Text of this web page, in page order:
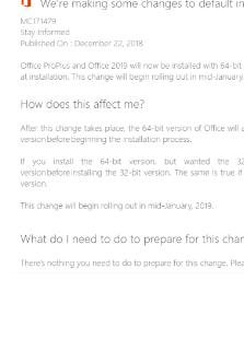
Finanza & Gestione Economica
Risk Management
Sistemi di Gestione
Safety
Sicurezza sul Lavoro
Assistenza Ambientale
Sicurezza Alimentare
Cyber Security